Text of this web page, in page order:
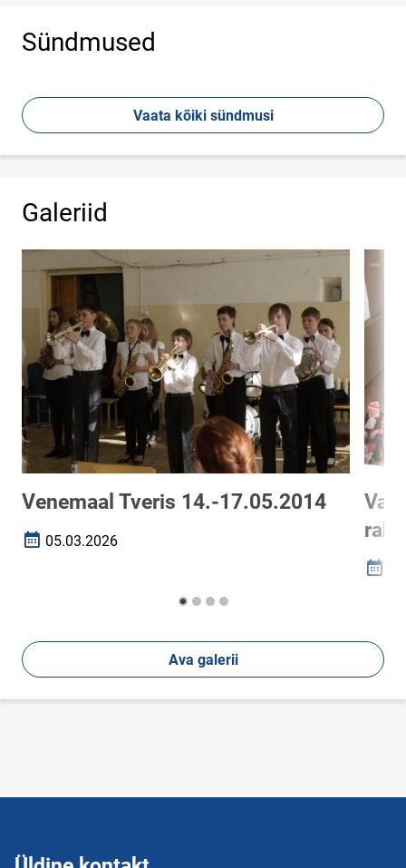
Sündmused
Vaata kõiki sündmusi
Galeriid
Venemaal Tveris 14.-17.05.2014
Loomise kuupäev
05.03.2026
Ava galerii